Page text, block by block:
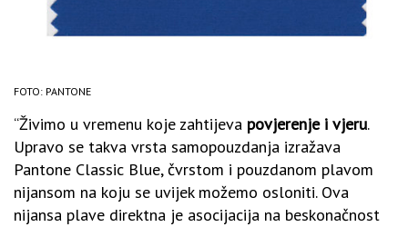
FOTO: PANTONE
“Živimo u vremenu koje zahtijeva povjerenje i vjeru.
Upravo se takva vrsta samopouzdanja izražava
Pantone Classic Blue, čvrstom i pouzdanom plavom
nijansom na koju se uvijek možemo osloniti. Ova
nijansa plave direktna je asocijacija na beskonačnost